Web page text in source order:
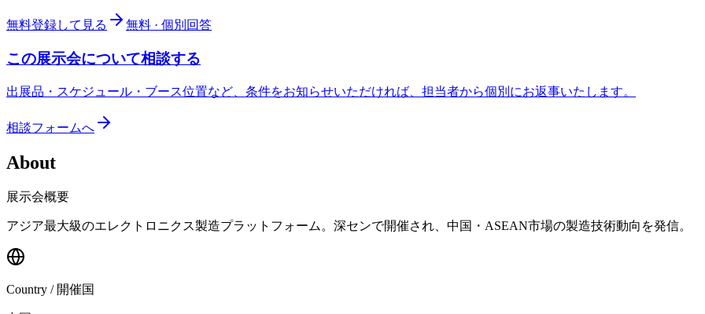
無料登録して見る 無料 · 個別回答
この展示会について相談する
出展品・スケジュール・ブース位置など、条件をお知らせいただければ、担当者から個別にお返事いたします。
相談フォームへ
About
展示会概要
アジア最大級のエレクトロニクス製造プラットフォーム。深センで開催され、中国・ASEAN市場の製造技術動向を発信。
Country / 開催国